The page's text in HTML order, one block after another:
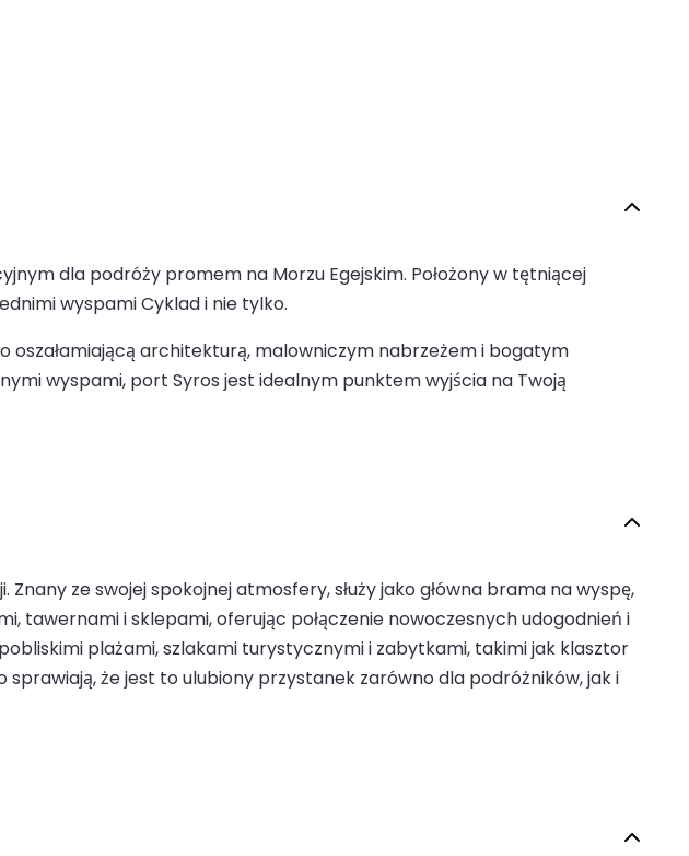
dla podróży promem na Morzu Egejskim. Położony w tętniącej
wyspami Cyklad i nie tylko.
oszałamiającą architekturą, malowniczym nabrzeżem i bogatym
wyspami, port Syros jest idealnym punktem wyjścia na Twoją
ze swojej spokojnej atmosfery, służy jako główna brama na wyspę,
i sklepami, oferując połączenie nowoczesnych udogodnień i
plażami, szlakami turystycznymi i zabytkami, takimi jak klasztor
że jest to ulubiony przystanek zarówno dla podróżników, jak i